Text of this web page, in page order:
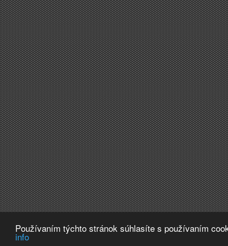
Používaním týchto stránok súhlasíte s používaním
info